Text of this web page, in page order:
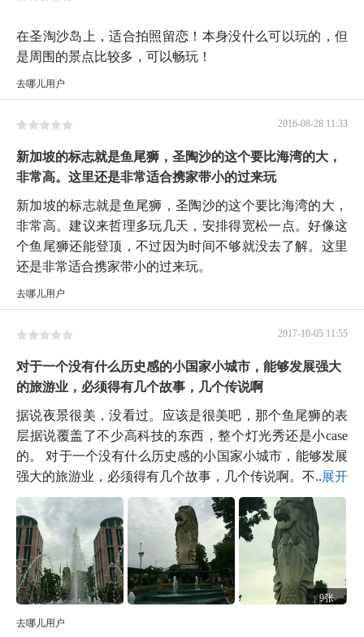
在圣淘沙岛上，适合拍照留恋！本身没什么可以玩的，但
是周围的景点比较多，可以畅玩！
去哪儿用户
2016-08-28 11:33
新加坡的标志就是鱼尾狮，圣陶沙的这个要比海湾的大，
非常高。这里还是非常适合携家带小的过来玩
新加坡的标志就是鱼尾狮，圣陶沙的这个要比海湾的大，
非常高。建议来哲理多玩几天，安排得宽松一点。好像这
个鱼尾狮还能登顶，不过因为时间不够就没去了解。这里
还是非常适合携家带小的过来玩。
去哪儿用户
2017-10-05 11:55
对于一个没有什么历史感的小国家小城市，能够发展强大
的旅游业，必须得有几个故事，几个传说啊
据说夜景很美，没看过。应该是很美吧，那个鱼尾狮的表
层据说覆盖了不少高科技的东西，整个灯光秀还是小case
的。 对于一个没有什么历史感的小国家小城市，能够发展
强大的旅游业，必须得有几个故事，几个传说啊。不...展开
9张
去哪儿用户